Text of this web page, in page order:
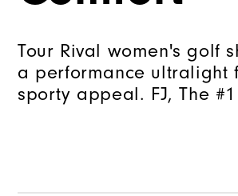
Tour Rival women's golf
a performance ultralight
sporty appeal. FJ, The